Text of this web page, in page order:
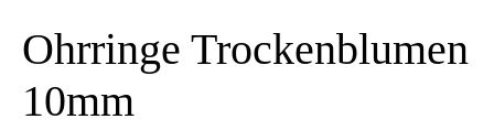
Ohrringe Trockenblumen
10mm